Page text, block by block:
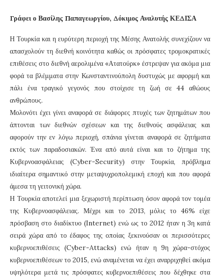
Γράφει ο Βασίλης Παπαγεωργίου, Δόκιμος Αναλυτής ΚΕΔΙΣΑ
Η Τουρκία και η ευρύτερη περιοχή της Μέσης Ανατολής συνεχίζουν να
απασχολούν τη διεθνή κοινότητα καθώς οι πρόσφατες τρομοκρατικές
επιθέσεις στο διεθνή αερολιμένα «Ατατούρκ» έστρεψαν για ακόμα μια
φορά τα βλέμματα στην Κωνσταντινούπολη δυστυχώς με αφορμή και
πάλι ένα τραγικό γεγονός που στοίχισε τη ζωή σε 44 αθώους
ανθρώπους.
Μολονότι έχει γίνει αναφορά σε διάφορες πτυχές των ζητημάτων που
άπτονται των διεθνών σχέσεων και της διεθνούς ασφάλειας και
αφορούν την εν λόγω περιοχή, σπάνια γίνεται αναφορά σε ζητήματα
εκτός των παραδοσιακών. Ένα από αυτά είναι και το ζήτημα της
Κυβερνοασφάλειας (Cyber-Security) στην Τουρκία, πρόβλημα
ιδιαίτερα σημαντικό στην μεταψυχροπολεμική εποχή και που αφορά
άμεσα τη γειτονική χώρα.
Η Τουρκία αποτελεί μια ξεχωριστή περίπτωση όσον αφορά τον τομέα
της Κυβερνοασφάλειας. Μέχρι και το 2013, μόλις το 46% είχε
πρόσβαση στο διαδίκτυο (Internet) ενώ ως το 2012 ήταν η 3η κατά
σειρά χώρα από το έδαφος της οποίας ξεκινούσαν οι περισσότερες
κυβερνοεπιθέσεις (Cyber-Attacks) ενώ ήταν η 9η χώρα-στόχος
κυβερνοεπιθέσεων το 2015, ενώ αναμένεται να έχει αναρριχηθεί ακόμα
υψηλότερα μετά τις πρόσφατες κυβερνοεπιθέσεις που δέχθηκε στα